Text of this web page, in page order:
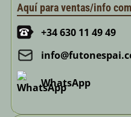
Aquí para ventas/info
+34 630 11 49 49
WhatsApp